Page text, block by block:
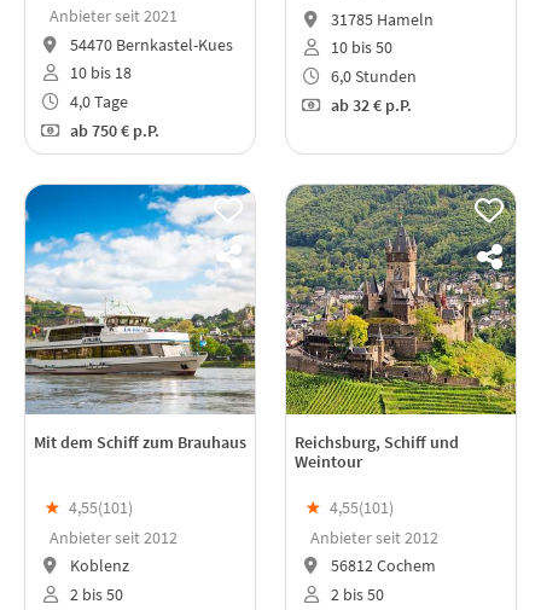
Anbieter seit 2021
54470 Bernkastel-Kues
10 bis 18
4,0 Tage
ab750 € p.P.
31785 Hameln
10 bis 50
6,0 Stunden
ab32 € p.P.
Mit dem Schiff zum Brauhaus
★ 4,55(101)
Anbieter seit 2012
Koblenz
2 bis 50
Reichsburg, Schiff und
Weintour
★ 4,55(101)
Anbieter seit 2012
56812 Cochem
2 bis 50